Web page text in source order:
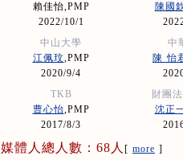
賴佳怡,PMP
2022/10/1
陳國
中山大學
江佩玟,PMP
2020/9/4
中
陳 怡
TKB
曹心怡,PMP
2017/8/3
財團
沈正
媒體人總人數：68人 [ more ]